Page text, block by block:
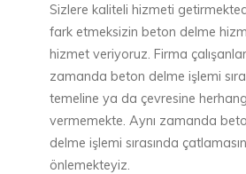
Sizlere kaliteli hizmeti
fark etmeksizin beton delme
hizmet veriyoruz. Firma
zamanda beton delme işlemi
temeline ya da çevresine
vermemekte. Aynı zamanda
delme işlemi sırasında
önlemekteyiz.